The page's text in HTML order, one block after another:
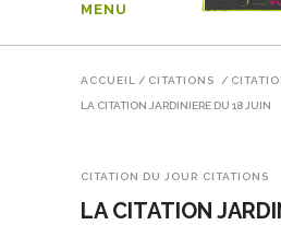
MENU
ACCUEIL / CITATIONS /
LA CITATION JARDINIERE DU 18 JUIN
CITATION DU JOUR CITATIONS
LA CITATION